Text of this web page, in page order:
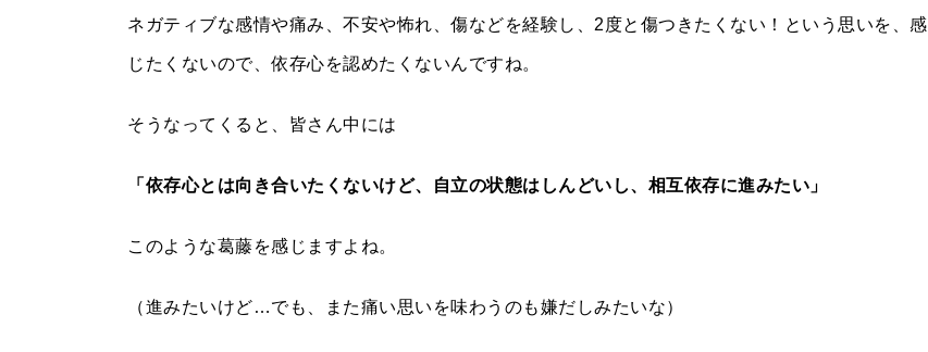
ネガティブな感情や痛み、不安や怖れ、傷などを経験し、2度と傷つきたくない！という思いを、感
じたくないので、依存心を認めたくないんですね。
そうなってくると、皆さん中には
「依存心とは向き合いたくないけど、自立の状態はしんどいし、相互依存に進みたい」
このような葛藤を感じますよね。
（進みたいけど…でも、また痛い思いを味わうのも嫌だしみたいな）